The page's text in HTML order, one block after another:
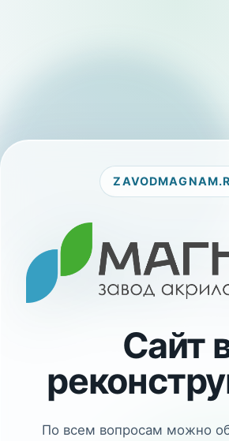
Сайт
По всем вопросам можно